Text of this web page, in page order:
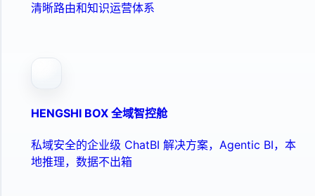
清晰路由和知识运营体系
HENGSHI BOX 全域智控舱
私域安全的企业级 ChatBI 解决方案，Agentic BI，本
地推理，数据不出箱